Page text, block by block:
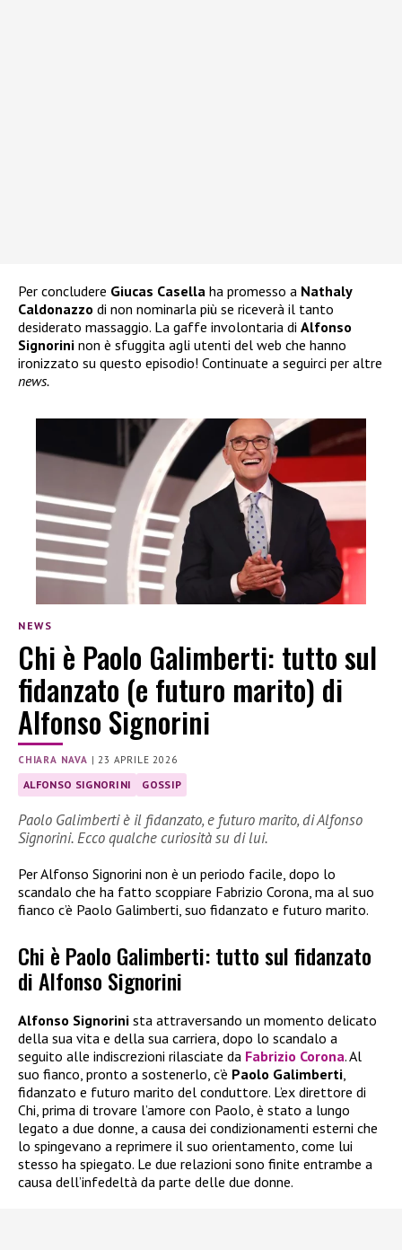
Per concludere Giucas Casella ha promesso a Nathaly
Caldonazzo di non nominarla più se riceverà il tanto
desiderato massaggio. La gaffe involontaria di Alfonso
Signorini non è sfuggita agli utenti del web che hanno
ironizzato su questo episodio! Continuate a seguirci per altre
news.
NEWS
Chi è Paolo Galimberti: tutto sul
fidanzato (e futuro marito) di
Alfonso Signorini
CHIARA NAVA | 23 APRILE 2026
ALFONSO SIGNORINI GOSSIP
Paolo Galimberti è il fidanzato, e futuro marito, di Alfonso
Signorini. Ecco qualche curiosità su di lui.
Per Alfonso Signorini non è un periodo facile, dopo lo
scandalo che ha fatto scoppiare Fabrizio Corona, ma al suo
fianco c’è Paolo Galimberti, suo fidanzato e futuro marito.
Chi è Paolo Galimberti: tutto sul fidanzato
di Alfonso Signorini
Alfonso Signorini sta attraversando un momento delicato
della sua vita e della sua carriera, dopo lo scandalo a
seguito alle indiscrezioni rilasciate da Fabrizio Corona. Al
suo fianco, pronto a sostenerlo, c’è Paolo Galimberti
fidanzato e futuro marito del conduttore. L’ex direttore di
Chi, prima di trovare l’amore con Paolo, è stato a lungo
legato a due donne, a causa dei condizionamenti esterni che
lo spingevano a reprimere il suo orientamento, come lui
stesso ha spiegato. Le due relazioni sono finite entrambe a
causa dell’infedeltà da parte delle due donne.